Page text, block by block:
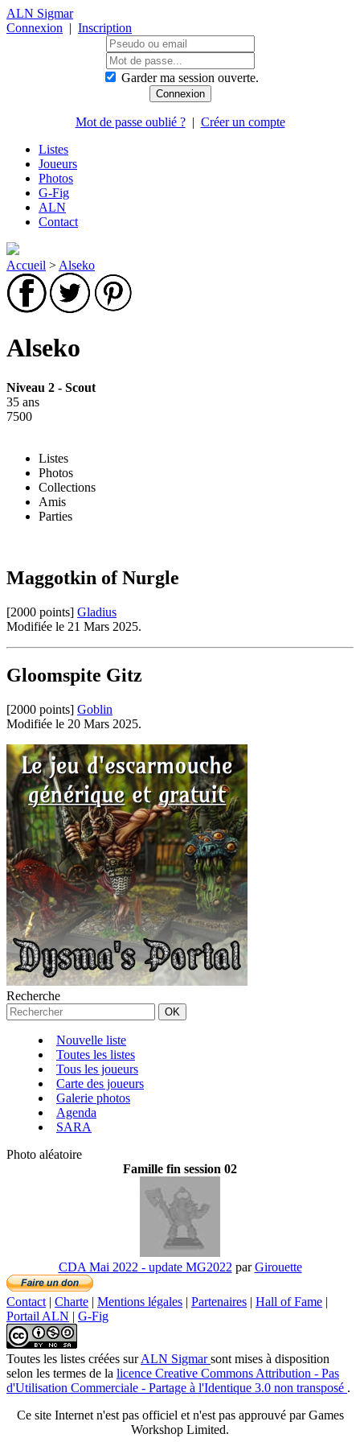
ALN Sigmar
Connexion | Inscription
Garder ma session ouverte.
Mot de passe oublié ?| Créer un compte
Listes
Joueurs
Photos
G-Fig
ALN
Contact
Accueil > Alseko
Alseko
Niveau 2 - Scout
35 ans
7500
Listes
Photos
Collections
Amis
Parties
Maggotkin of Nurgle
[2000 points] Gladius
Modifiée le 21 Mars 2025.
Gloomspite Gitz
[2000 points] Goblin
Modifiée le 20 Mars 2025.
Recherche
Nouvelle liste
Toutes les listes
Tous les joueurs
Carte des joueurs
Galerie photos
Agenda
SARA
Photo aléatoire
Famille fin session 02
CDA Mai 2022 - update MG2022 parGirouette
Contact | Charte | Mentions légales | Partenaires | Hall of Fame |
Portail ALN | G-Fig
Toutes les listes créées surALN Sigmarsont mises à disposition
selon les termes de la licence Creative Commons Attribution - Pas
d'Utilisation Commerciale - Partage à l'Identique 3.0 non transposé .
Ce site Internet n'est pas officiel et n'est pas approuvé par Games
Workshop Limited.